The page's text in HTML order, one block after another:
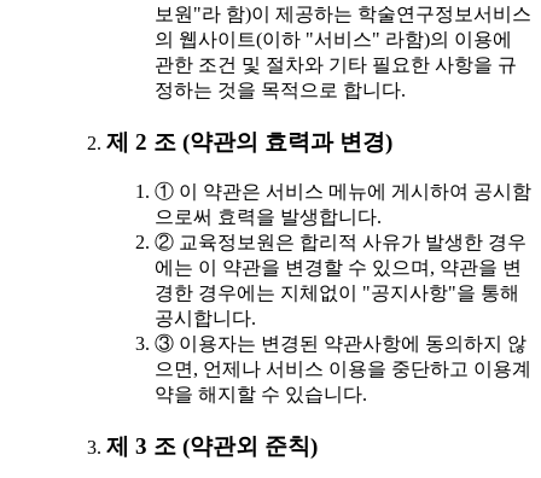
보원"라 함)이 제공하는 학술연구정보서비스
의 웹사이트(이하 "서비스" 라함)의 이용에
관한 조건 및 절차와 기타 필요한 사항을 규
정하는 것을 목적으로 합니다.
제 2 조 (약관의 효력과 변경)
① 이 약관은 서비스 메뉴에 게시하여 공시함
으로써 효력을 발생합니다.
② 교육정보원은 합리적 사유가 발생한 경우
에는 이 약관을 변경할 수 있으며, 약관을 변
경한 경우에는 지체없이 "공지사항"을 통해
공시합니다.
③ 이용자는 변경된 약관사항에 동의하지 않
으면, 언제나 서비스 이용을 중단하고 이용계
약을 해지할 수 있습니다.
제 3 조 (약관외 준칙)